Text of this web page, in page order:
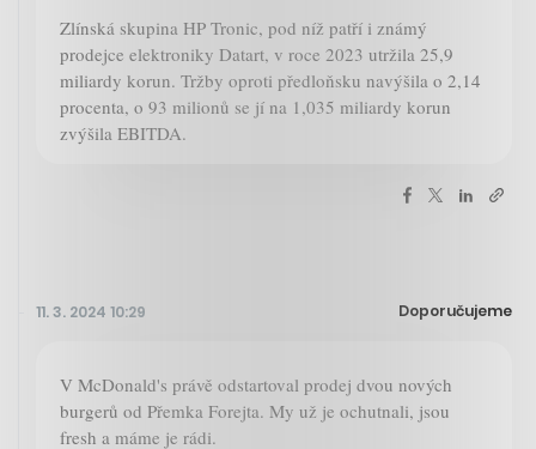
Zlínská skupina HP Tronic, pod níž patří i známý
prodejce elektroniky Datart, v roce 2023 utržila 25,9
miliardy korun. Tržby oproti předloňsku navýšila o 2,14
procenta, o 93 milionů se jí na 1,035 miliardy korun
zvýšila EBITDA.
11. 3. 2024 10:29 Doporučujeme
V McDonald's právě odstartoval prodej dvou nových
burgerů od Přemka Forejta. My už je ochutnali, jsou
fresh a máme je rádi.